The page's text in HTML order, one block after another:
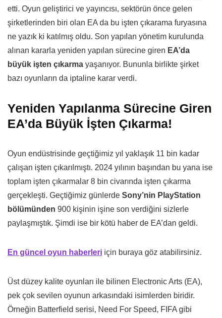
etti. Oyun geliştirici ve yayıncısı, sektörün önce gelen
şirketlerinden biri olan EA da bu işten çıkarama furyasına
ne yazık ki katılmış oldu. Son yapılan yönetim kurulunda
alınan kararla yeniden yapılan sürecine giren EA’da
büyük işten çıkarma yaşanıyor. Bununla birlikte şirket
bazı oyunların da iptaline karar verdi.
Yeniden Yapılanma Sürecine Giren
EA’da Büyük İşten Çıkarma!
Oyun endüstrisinde geçtiğimiz yıl yaklaşık 11 bin kadar
çalışan işten çıkarılmıştı. 2024 yılının başından bu yana ise
toplam işten çıkarmalar 8 bin civarında işten çıkarma
gerçekleşti. Geçtiğimiz günlerde Sony’nin PlayStation
bölümünden 900 kişinin işine son verdiğini sizlerle
paylaşmıştık. Şimdi ise bir kötü haber de EA’dan geldi.
En güncel oyun haberleri için buraya göz atabilirsiniz.
Üst düzey kalite oyunları ile bilinen Electronic Arts (EA),
pek çok sevilen oyunun arkasındaki isimlerden biridir.
Örneğin Batterfield serisi, Need For Speed, FIFA gibi